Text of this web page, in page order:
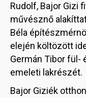
Rudolf, Bajor Gizi
művésznő
Béla
elején költözött
Germán Tibor fül-
emeleti lakrészét.
Bajor Giziék